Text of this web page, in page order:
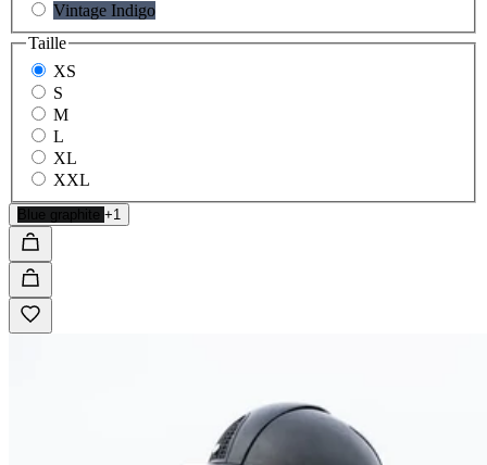
Vintage Indigo
Taille
XS
S
M
L
XL
XXL
Blue graphite +1